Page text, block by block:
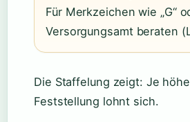
Für Merkzeichen wie „G“
Versorgungsamt beraten
Die Staffelung zeigt: Je
Feststellung lohnt sich.